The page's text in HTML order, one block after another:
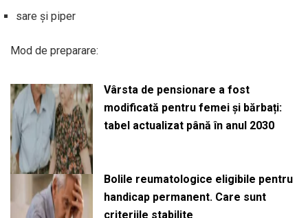
sare și piper
Mod de preparare:
Vârsta de pensionare a fost
modificată pentru femei și bărbați:
tabel actualizat până în anul 2030
Bolile reumatologice eligibile pentru
handicap permanent. Care sunt
criteriile stabilite